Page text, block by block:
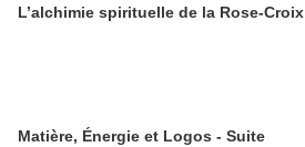
L’alchimie spirituelle de la Rose-Croix
Matière, Énergie et Logos - Suite